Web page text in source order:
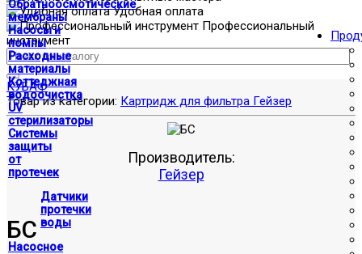
Обратноосмотические
мембраны
Насосы и
помпы
Расходные
материалы
Коттеджная
водоочистка
UV
стерилизаторы
Системы
защиты
от
протечек
Датчики
протечки
воды
Насосное
Удобная оплата
Профессиональный
инструмент
КУБАФ
Товар из категории: Картридж для фильтра Гейзер
Производитель:
Гейзер
БС